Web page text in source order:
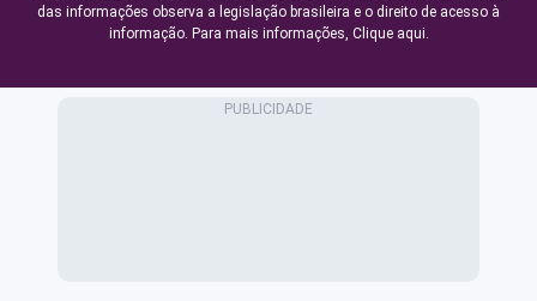
das informações observa a legislação brasileira e o direito de acesso à
informação. Para mais informações, Clique aqui.